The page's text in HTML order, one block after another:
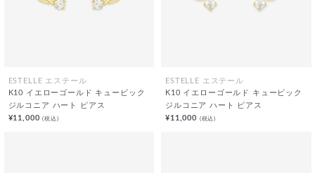
ESTELLE エステール
K10 イエローゴールド キュービック
ジルコニア ハート ピアス
¥11,000(税込)
ESTELLE エステール
K10 イエローゴールド キュービック
ジルコニア ハート ピアス
¥11,000 (税込)